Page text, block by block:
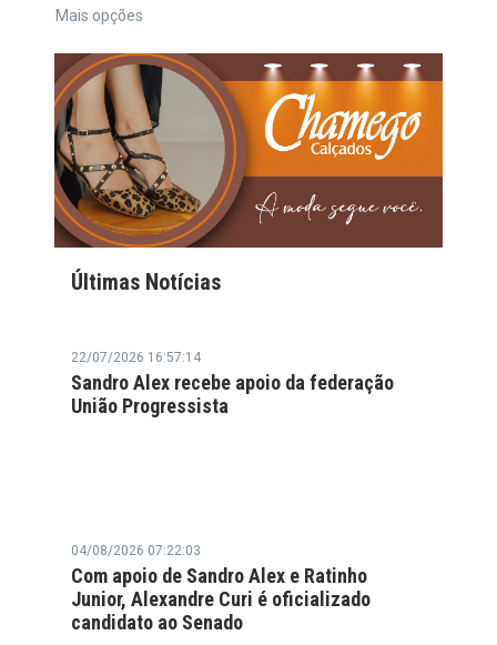
Mais opções
Últimas Notícias
22/07/2026 16:57:14
Sandro Alex recebe apoio da federação
União Progressista
04/08/2026 07:22:03
Com apoio de Sandro Alex e Ratinho
Junior, Alexandre Curi é oficializado
candidato ao Senado